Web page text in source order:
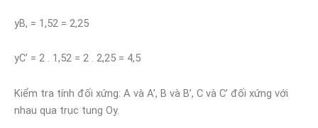
yB, = 1,52 = 2,25
yC’ = 2 . 1,52 = 2 . 2,25 = 4,5
Kiểm tra tính đối xứng: A và A’, B và B’, C và C’ đối xứng với
nhau qua trục tung Oy.